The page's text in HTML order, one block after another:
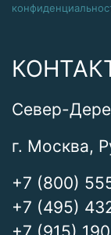
Север-
г. Москва,
+7 (800)
+7 (495)